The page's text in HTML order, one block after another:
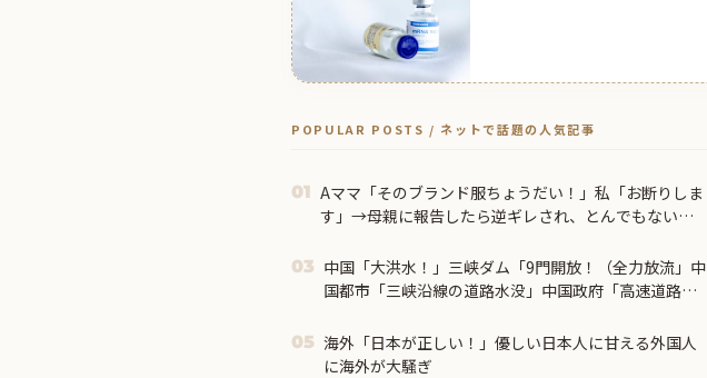
POPULAR POSTS / ネットで話題の人気記事
01 Aママ「そのブランド服ちょうだい！」私「お断りしま
す」→母親に報告したら逆ギレされ、とんでもない要
03 中国「大洪水！」三峡ダム「9門開放！（全力放流」中
国都市「三峡沿線の道路水没」中国政府「高速道路封
発生」→
05 海外「日本が正しい！」優しい日本人に甘える外国人
に海外が大騒ぎ